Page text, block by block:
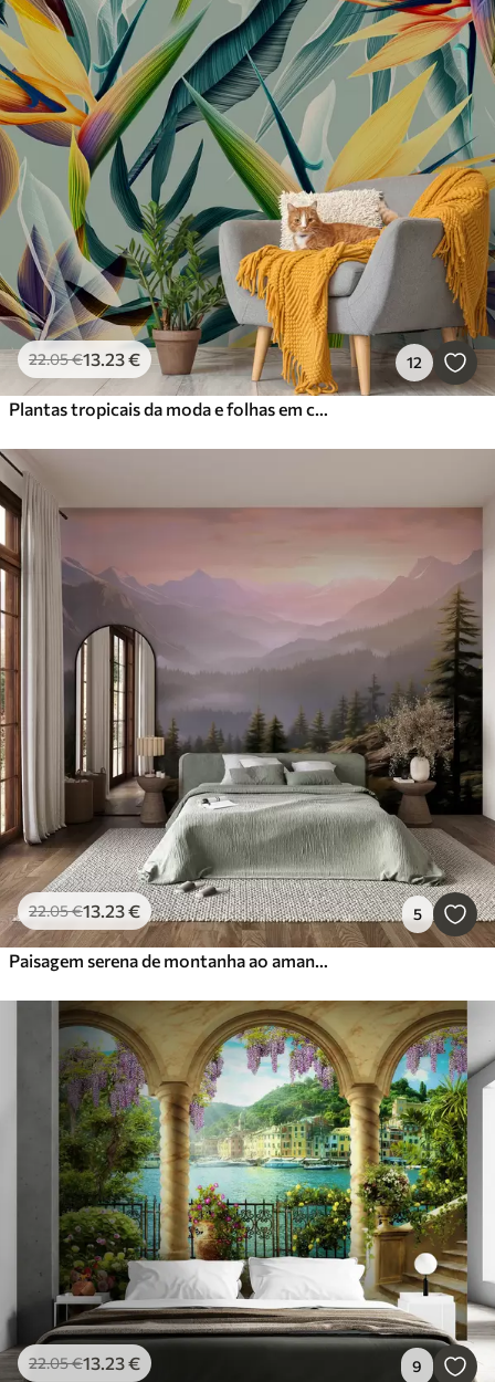
22.05€13.23€ 12
Plantas tropicais da moda e folhas em cores brilhantes
22.05€13.23€ 5
Paisagem serena de montanha ao amanhecer com uma névoa suave num cenário de floresta
22.05€13.23€ 9